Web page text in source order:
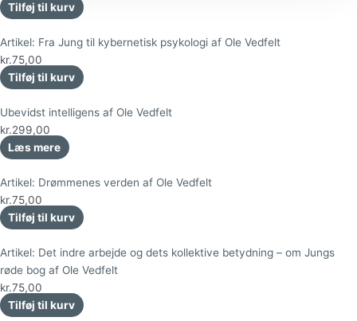
Tilføj til kurv
Artikel: Fra Jung til kybernetisk psykologi af Ole Vedfelt
kr.75,00
Tilføj til kurv
Ubevidst intelligens af Ole Vedfelt
kr.299,00
Læs mere
Artikel: Drømmenes verden af Ole Vedfelt
kr.75,00
Tilføj til kurv
Artikel: Det indre arbejde og dets kollektive betydning – om Jungs
røde bog af Ole Vedfelt
kr.75,00
Tilføj til kurv